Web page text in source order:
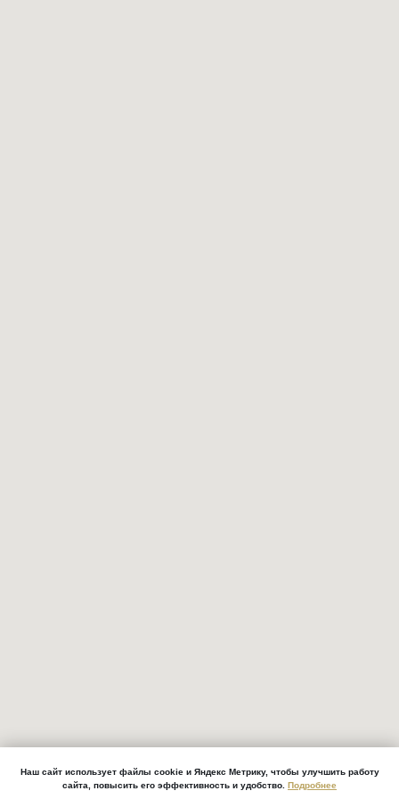
Наш сайт использует файлы cookie и Яндекс Метрику, чтобы улучшить работу
сайта, повысить его эффективность и удобство. Подробнее